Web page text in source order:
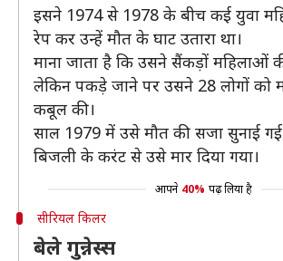
इसने 1974 से 1978 के बीच कई युवा
रेप कर उन्हें मौत के घाट उतारा था।
माना जाता है कि उसने सैंकड़ों महिलाओं
लेकिन पकड़े जाने पर उसने 28 लोगों को
कबूल की।
साल 1979 में उसे मौत की सजा सुनाई
बिजली के करंट से उसे मार दिया गया।
आपने 40% पढ़ लिया है
सीरियल किलर
बेले गुन्नेस्स